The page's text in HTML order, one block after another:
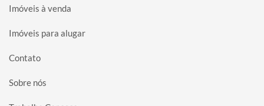
Imóveis à venda
Imóveis para alugar
Contato
Sobre nós